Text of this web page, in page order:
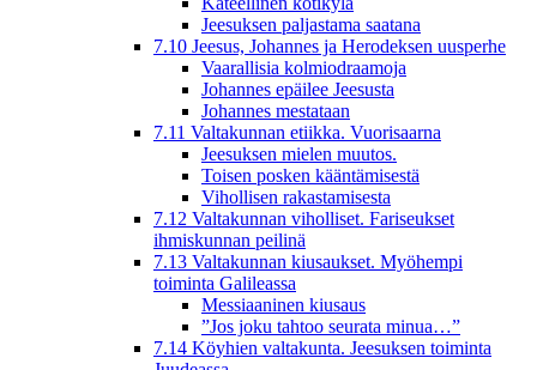
Jeesuksen paljastama saatana
7.10 Jeesus, Johannes ja Herodeksen uusperhe
Vaarallisia kolmiodraamoja
Johannes epäilee Jeesusta
Johannes mestataan
7.11 Valtakunnan etiikka. Vuorisaarna
Jeesuksen mielen muutos.
Toisen posken kääntämisestä
Vihollisen rakastamisesta
7.12 Valtakunnan viholliset. Fariseukset
ihmiskunnan peilinä
7.13 Valtakunnan kiusaukset. Myöhempi
toiminta Galileassa
Messiaaninen kiusaus
”Jos joku tahtoo seurata minua…”
7.14 Köyhien valtakunta. Jeesuksen toiminta